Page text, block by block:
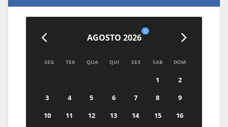
AGOSTO 2026
0
SEG TER QUA QUI SEX SAB DOM
1
2
3
4 5 6 7 8
9
10
11 12 13 14 15
16